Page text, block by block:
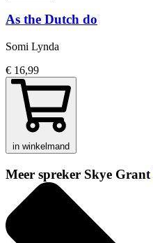
As the Dutch do
Somi Lynda
€ 16,99
in winkelmand
Meer spreker Skye Grant